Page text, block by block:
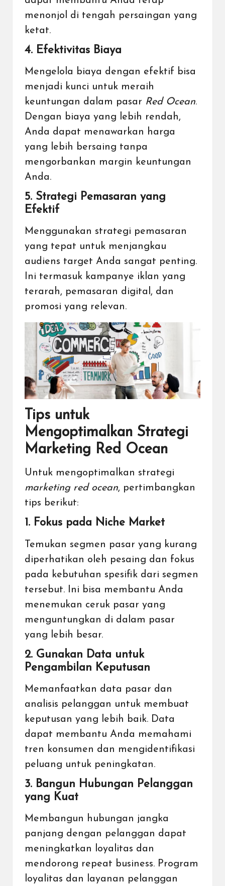
menonjol di tengah persaingan yang
ketat.
4. Efektivitas Biaya
Mengelola biaya dengan efektif bisa
menjadi kunci untuk meraih
keuntungan dalam pasar Red Ocean.
Dengan biaya yang lebih rendah,
Anda dapat menawarkan harga
yang lebih bersaing tanpa
mengorbankan margin keuntungan
Anda.
5. Strategi Pemasaran yang
Efektif
Menggunakan strategi pemasaran
yang tepat untuk menjangkau
audiens target Anda sangat penting.
Ini termasuk kampanye iklan yang
terarah, pemasaran digital, dan
promosi yang relevan.
Tips untuk
Mengoptimalkan Strategi
Marketing Red Ocean
Untuk mengoptimalkan strategi
marketing red ocean, pertimbangkan
tips berikut:
1. Fokus pada Niche Market
Temukan segmen pasar yang kurang
diperhatikan oleh pesaing dan fokus
pada kebutuhan spesifik dari segmen
tersebut. Ini bisa membantu Anda
menemukan ceruk pasar yang
menguntungkan di dalam pasar
yang lebih besar.
2. Gunakan Data untuk
Pengambilan Keputusan
Memanfaatkan data pasar dan
analisis pelanggan untuk membuat
keputusan yang lebih baik. Data
dapat membantu Anda memahami
tren konsumen dan mengidentifikasi
peluang untuk peningkatan.
3. Bangun Hubungan Pelanggan
yang Kuat
Membangun hubungan jangka
panjang dengan pelanggan dapat
meningkatkan loyalitas dan
mendorong repeat business. Program
loyalitas dan layanan pelanggan